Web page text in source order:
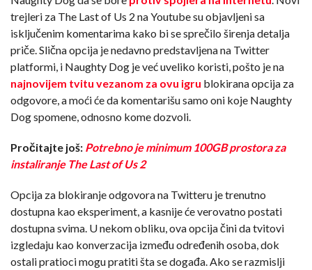
trejleri za The Last of Us 2 na Youtube su objavljeni sa
isključenim komentarima kako bi se sprečilo širenja detalja
priče. Slična opcija je nedavno predstavljena na Twitter
platformi, i Naughty Dog je već uveliko koristi, pošto je na
najnovijem tvitu vezanom za ovu igru blokirana opcija za
odgovore, a moći će da komentarišu samo oni koje Naughty
Dog spomene, odnosno kome dozvoli.
Pročitajte još: Potrebno je minimum 100GB prostora za
instaliranje The Last of Us 2
Opcija za blokiranje odgovora na Twitteru je trenutno
dostupna kao eksperiment, a kasnije će verovatno postati
dostupna svima. U nekom obliku, ova opcija čini da tvitovi
izgledaju kao konverzacija između određenih osoba, dok
ostali pratioci mogu pratiti šta se događa. Ako se razmislji